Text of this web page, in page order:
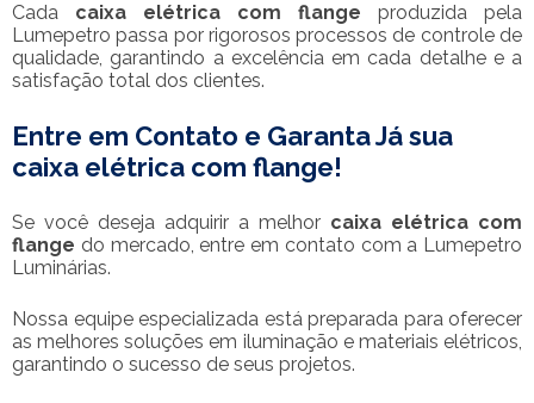
Cada caixa elétrica com flange produzida pela
Lumepetro passa por rigorosos processos de controle de
qualidade, garantindo a excelência em cada detalhe e a
satisfação total dos clientes.
Entre em Contato e Garanta Já sua
caixa elétrica com flange!
Se você deseja adquirir a melhor caixa elétrica com
flange do mercado, entre em contato com a Lumepetro
Luminárias.
Nossa equipe especializada está preparada para oferecer
as melhores soluções em iluminação e materiais elétricos,
garantindo o sucesso de seus projetos.